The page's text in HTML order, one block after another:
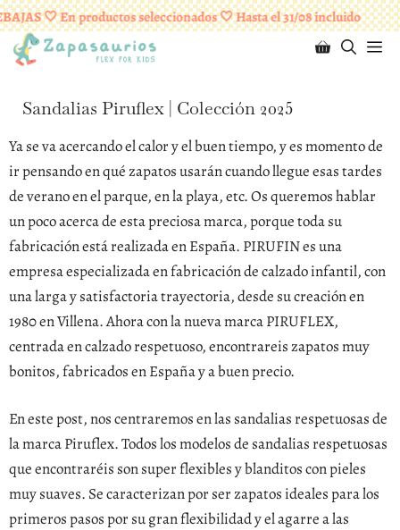
🤍 En productos seleccionados 🤍 Hasta el 31/08 incluido
Saltar
al
contenido
¡ENVÍOS GRATUITOS A PARTIR DE 95 EUROS!
Sandalias Piruflex | Colección 2025
Ya se va acercando el calor y el buen tiempo, y es momento de
ir pensando en qué zapatos usarán cuando llegue esas tardes
de verano en el parque, en la playa, etc. Os queremos hablar
un poco acerca de esta preciosa marca, porque toda su
fabricación está realizada en España. PIRUFIN es una
empresa especializada en fabricación de calzado infantil, con
una larga y satisfactoria trayectoria, desde su creación en
1980 en Villena. Ahora con la nueva marca PIRUFLEX,
centrada en calzado respetuoso, encontrareis zapatos muy
bonitos, fabricados en España y a buen precio.
En este post, nos centraremos en las sandalias respetuosas de
la marca Piruflex. Todos los modelos de sandalias respetuosas
que encontraréis son super flexibles y blanditos con pieles
muy suaves. Se caracterizan por ser zapatos ideales para los
primeros pasos por su gran flexibilidad y el agarre a las